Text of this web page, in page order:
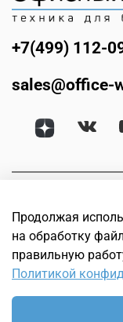
+7(499) 112-
sales@office-
© Офисный мир.
Офисное,
Продолжая
на обработку
правильную
Политикой